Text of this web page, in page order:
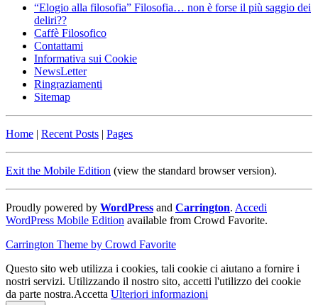
“Elogio alla filosofia” Filosofia… non è forse il più saggio dei
deliri??
Caffè Filosofico
Contattami
Informativa sui Cookie
NewsLetter
Ringraziamenti
Sitemap
Home | Recent Posts | Pages
Exit the Mobile Edition (view the standard browser version).
Proudly powered by WordPress and Carrington. Accedi
WordPress Mobile Edition available from Crowd Favorite.
Carrington Theme by Crowd Favorite
Questo sito web utilizza i cookies, tali cookie ci aiutano a fornire i
nostri servizi. Utilizzando il nostro sito, accetti l'utilizzo dei cookie
da parte nostra.Accetta Ulteriori informazioni